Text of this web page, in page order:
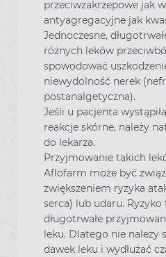
przeciwzakrzepowe jak
antyagregacyjne jak
Jednoczesne,
różnych leków
spowodować
niewydolność nerek
postanalgetyczna).
Jeśli u pacjenta
reakcje skórne, należy
do lekarza.
Przyjmowanie takich
Aflofarm może być
zwiększeniem ryzyka
serca) lub udaru. Ryzyko
długotrwałe
leku. Dlatego nie należy
dawek leku i wydłużać